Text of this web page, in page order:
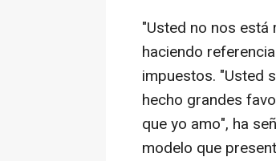
"Usted no nos está
haciendo
impuestos. "Usted
hecho grandes
que yo amo", ha
modelo que